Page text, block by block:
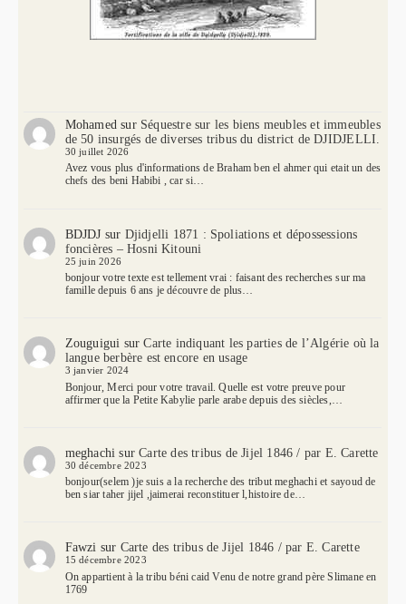
Mohamedsur Séquestre sur les biens meubles et immeubles
de 50 insurgés de diverses tribus du district de DJIDJELLI.
30 juillet 2026
Avez vous plus d'informations de Braham ben el ahmer qui etait un des
chefs des beni Habibi , car si…
BDJDJ sur Djidjelli 1871 : Spoliations et dépossessions
foncières – Hosni Kitouni
25 juin 2026
bonjour votre texte est tellement vrai : faisant des recherches sur ma
famille depuis 6 ans je découvre de plus…
Zouguigui surCarte indiquant les parties de l’Algérie où la
langue berbère est encore en usage
3 janvier 2024
Bonjour, Merci pour votre travail. Quelle est votre preuve pour
affirmer que la Petite Kabylie parle arabe depuis des siècles,…
meghachi surCarte des tribus de Jijel 1846 / par E. Carette
30 décembre 2023
bonjour(selem )je suis a la recherche des tribut meghachi et sayoud de
ben siar taher jijel ,jaimerai reconstituer l,histoire de…
Fawzi sur Carte des tribus de Jijel 1846 / par E. Carette
15 décembre 2023
On appartient à la tribu béni caid Venu de notre grand père Slimane en
1769